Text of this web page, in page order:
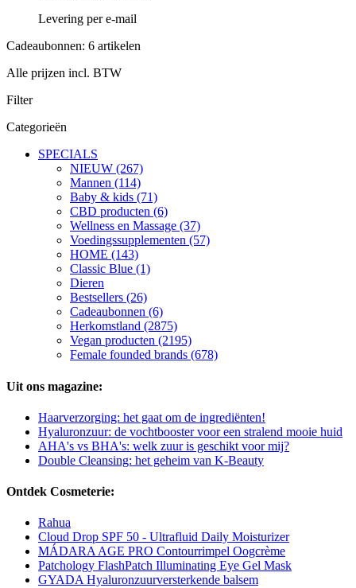
Levering per e-mail
Cadeaubonnen: 6 artikelen
Alle prijzen incl. BTW
Filter
Categorieën
SPECIALS
NIEUW (267)
Mannen (114)
Baby & kids (71)
CBD producten (6)
Wellness en Massage (37)
Voedingssupplementen (57)
HOME (143)
Classic Blue (1)
Dieren
Bestsellers (26)
Cadeaubonnen (6)
Herkomstland (2875)
Vegan producten (2195)
Female founded brands (678)
Uit ons magazine:
Haarverzorging: het gaat om de ingrediënten!
Hyaluronzuur: de vochtbooster voor een stralend mooie huid
AHA's vs BHA's: welk zuur is geschikt voor mij?
Double Cleansing: het geheim van K-Beauty
Ontdek Cosmeterie:
Rahua
Cloud Drop SPF 50 - Ultrafluid Daily Moisturizer
MÁDARA AGE PRO Contourrimpel Oogcrème
Patchology FlashPatch Illuminating Eye Gel Mask
GYADA Hyaluronzuurversterkende balsem